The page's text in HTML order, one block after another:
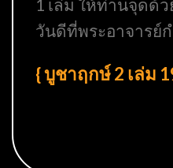
1 เล่ม ให้ท่านจุดด้
วันดีที่พระอาจารย์
{ บูชาฤกษ์ 2 เล่ม